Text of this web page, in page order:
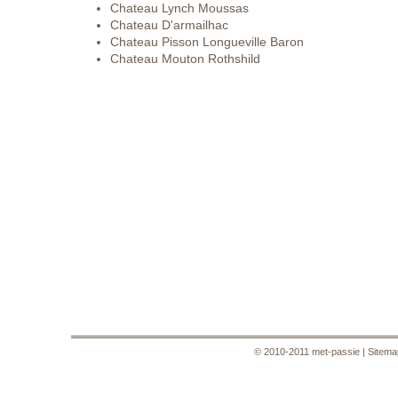
Chateau Lynch Moussas
Chateau D'armailhac
Chateau Pisson Longueville Baron
Chateau Mouton Rothshild
© 2010-2011 met-passie |